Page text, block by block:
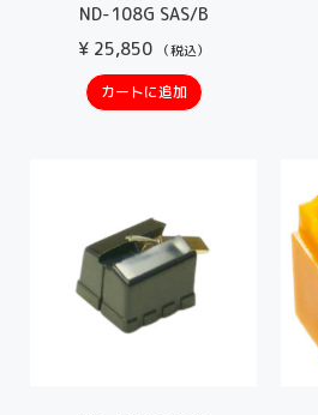
ND-108G SAS/B
¥25,850 （税込）
カートに追加